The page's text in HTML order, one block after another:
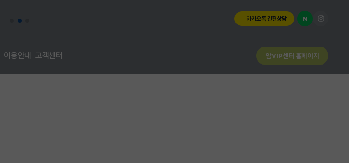
카카오톡 간편상담 N
이용안내 고객센터 암VIP센터 홈페이지